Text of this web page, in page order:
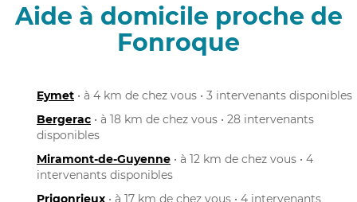
Aide à domicile proche de
Fonroque
Eymet • à 4 km de chez vous • 3 intervenants disponibles
Bergerac • à 18 km de chez vous • 28 intervenants
disponibles
Miramont-de-Guyenne • à 12 km de chez vous • 4
intervenants disponibles
Prigonrieux • à 17 km de chez vous • 4 intervenants